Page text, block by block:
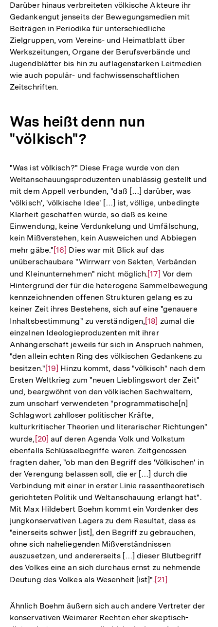
Darüber hinaus verbreiteten völkische Akteure ihr
Gedankengut jenseits der Bewegungsmedien mit
Beiträgen in Periodika für unterschiedliche
Zielgruppen, vom Vereins- und Heimatblatt über
Werkszeitungen, Organe der Berufsverbände und
Jugendblätter bis hin zu auflagenstarken Leitmedien
wie auch populär- und fachwissenschaftlichen
Zeitschriften.
Was heißt denn nun
"völkisch"?
"Was ist völkisch?" Diese Frage wurde von den
Weltanschauungsproduzenten unablässig gestellt und
mit dem Appell verbunden, "daß […] darüber, was
'völkisch', 'völkische Idee' […] ist, völlige, unbedingte
Klarheit geschaffen würde, so daß es keine
Einwendung, keine Verdunkelung und Umfälschung,
kein Mißverstehen, kein Ausweichen und Abbiegen
mehr gäbe."Zur
Auflösung
der
Fußnote
[16] Dies war mit Blick auf das
unüberschaubare "Wirrwarr von Sekten, Verbänden
und Kleinunternehmen" nicht möglich.Zur
Auflösung
der
Fußnote
[17] Vor dem
Hintergrund der für die heterogene Sammelbewegung
kennzeichnenden offenen Strukturen gelang es zu
keiner Zeit ihres Bestehens, sich auf eine "genauere
Inhaltsbestimmung" zu verständigen,Zur
Auflösung
der
Fußnote
[18] zumal die
einzelnen Ideologieproduzenten mit ihrer
Anhängerschaft jeweils für sich in Anspruch nahmen,
"den allein echten Ring des völkischen Gedankens zu
besitzen."Zur
Auflösung
der
Fußnote
[19] Hinzu kommt, dass "völkisch" nach dem
Ersten Weltkrieg zum "neuen Lieblingswort der Zeit"
und, beargwöhnt von den völkischen Sachwaltern,
zum unscharf verwendeten "programmatische[n]
Schlagwort zahlloser politischer Kräfte,
kulturkritischer Theorien und literarischer Richtungen"
wurde, Zur
Auflösung
der
Fußnote
[20] auf deren Agenda Volk und Volkstum
ebenfalls Schlüsselbegriffe waren. Zeitgenossen
fragten daher, "ob man den Begriff des 'Völkischen' in
der Verengung belassen soll, die er […] durch die
Verbindung mit einer in erster Linie rassentheoretisch
gerichteten Politik und Weltanschauung erlangt hat".
Mit Max Hildebert Boehm kommt ein Vordenker des
jungkonservativen Lagers zu dem Resultat, dass es
"einerseits schwer [ist], den Begriff zu gebrauchen,
ohne sich naheliegenden Mißverständnissen
auszusetzen, und andererseits […] dieser Blutbegriff
des Volkes eine an sich durchaus ernst zu nehmende
Deutung des Volkes als Wesenheit [ist]".Zur
der
Fußnote
[21]
Ähnlich Boehm äußern sich auch andere Vertreter der
konservativen Weimarer Rechten eher skeptisch-